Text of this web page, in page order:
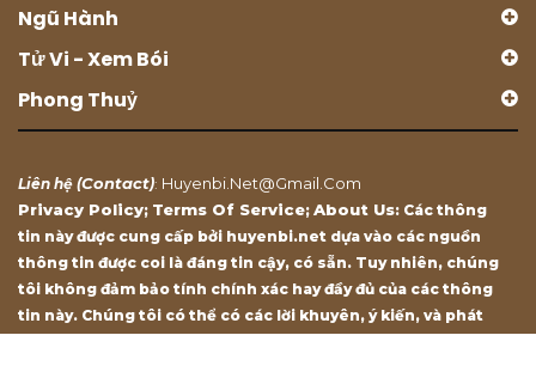
Ngũ Hành
Tử Vi - Xem Bói
Phong Thuỷ
Liên hệ (Contact): Huyenbi.net@gmail.com
Privacy Policy; Terms Of Service; About Us: Các thông
tin này được cung cấp bởi huyenbi.net dựa vào các nguồn
thông tin được coi là đáng tin cậy, có sẵn. Tuy nhiên, chúng
tôi không đảm bảo tính chính xác hay đầy đủ của các thông
tin này. Chúng tôi có thể có các lời khuyên, ý kiến, và phát